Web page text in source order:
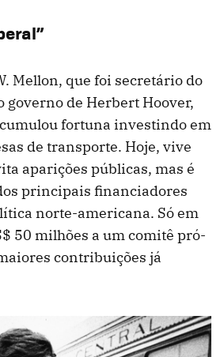
Mellon, que foi secretário do
governo de Herbert Hoover,
fortuna investindo em
de transporte. Hoje, vive
aparições públicas, mas é
principais financiadores
norte-americana. Só em
50 milhões a um comitê pró-
contribuições já